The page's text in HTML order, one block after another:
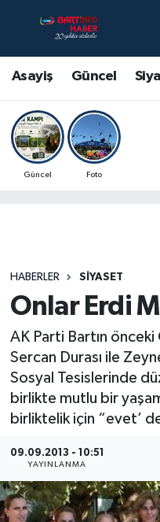
Asayiş Güncel
Güncel Foto
HABERLER SIYASET
Onlar Erdi
AK Parti Bartın önceki
Sercan Durası ile
Sosyal Tesislerinde
birlikte mutlu bir
birliktelik için “evet’
09.09.2013 - 10:51
YAYINLANMA
Asayiş
Bartın Hakkında
Çevre
Eğitim
Kültür-Sanat
Magazin
Medya
Sağlık
Sinema
Sivil Toplum
Bartın Nöbetçi
Bartın Hava
Bartin Namaz
Bartın Trafik
Son Dakika
Haber Arşivi